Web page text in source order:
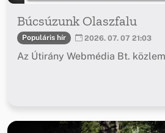
Búcsúzunk Olaszfalu
Populáris hír 2026. 07. 07 21:03
Az Útirány Webmédia Bt.